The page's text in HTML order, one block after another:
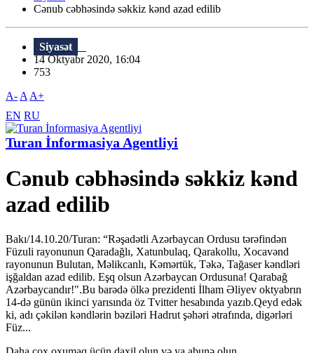
Cənub cəbhəsində səkkiz kənd azad edilib
Siyasət
14 Oktyabr 2020, 16:04
753
A- A A+
EN RU
Turan İnformasiya Agentliyi
Cənub cəbhəsində səkkiz kənd
azad edilib
Bakı/14.10.20/Turan: “Rəşadətli Azərbaycan Ordusu tərəfindən
Füzuli rayonunun Qaradağlı, Xatunbulaq, Qarakollu, Xocavənd
rayonunun Bulutan, Məlikcanlı, Kəmərtük, Təkə, Tağaser kəndləri
işğaldan azad edilib. Eşq olsun Azərbaycan Ordusuna! Qarabağ
Azərbaycandır!".Bu barədə ölkə prezidenti İlham Əliyev oktyabrın
14-də günün ikinci yarısında öz Tvitter hesabında yazıb.Qeyd edək
ki, adı çəkilən kəndlərin bəziləri Hadrut şəhəri ətrafında, digərləri
Füz...